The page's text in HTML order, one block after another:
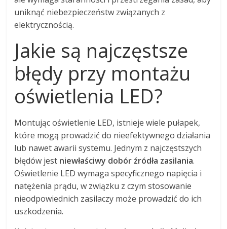
uniknąć niebezpieczeństw związanych z
elektrycznością.
Jakie są najczęstsze
błędy przy montażu
oświetlenia LED?
Montując oświetlenie LED, istnieje wiele pułapek,
które mogą prowadzić do nieefektywnego działania
lub nawet awarii systemu. Jednym z najczęstszych
błędów jest niewłaściwy dobór źródła zasilania.
Oświetlenie LED wymaga specyficznego napięcia i
natężenia prądu, w związku z czym stosowanie
nieodpowiednich zasilaczy może prowadzić do ich
uszkodzenia.